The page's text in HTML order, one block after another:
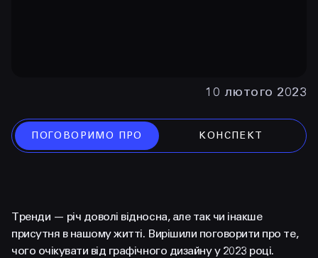
+38 097 015 92 72
+38 099 236 68 38
INSTAGRAM TELEGRAM YOUTUBE
FACEBOOK LINKEDIN
10 лютого 2023
ПОГОВОРИМО ПРО КОНСПЕКТ
Тренди — річ доволі відносна, але так чи інакше
присутня в нашому житті. Вирішили поговорити про те,
чого очікувати від графічного дизайну у 2023 році.